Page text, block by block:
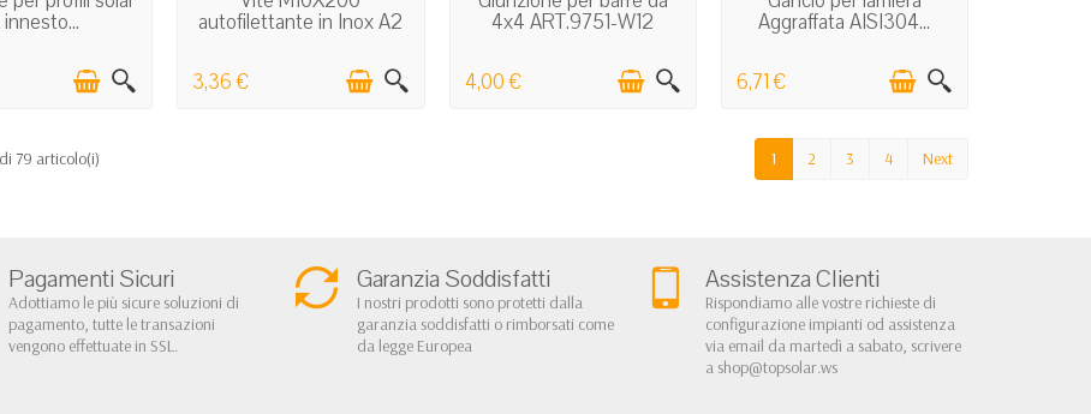
innesto... autofilettante in Inox A2
3,36 €
4x4 ART.9751-W12
4,00 €
Aggraffata AISI304...
6,71 €
79 articolo(i) 1 2 3 4 Next
Pagamenti Sicuri
Adottiamo le più sicure soluzioni di
pagamento, tutte le transazioni
vengono effettuate in SSL.
Garanzia Soddisfatti
I nostri prodotti sono protetti dalla
garanzia soddisfatti o rimborsati come
da legge Europea
Assistenza Clienti
Rispondiamo alle vostre richieste di
configurazione impianti od assistenza
via email da martedì a sabato, scrivere
a shop@topsolar.ws